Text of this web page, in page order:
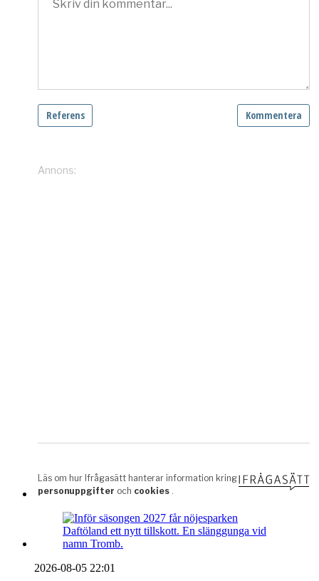
2026-08-05 22:01